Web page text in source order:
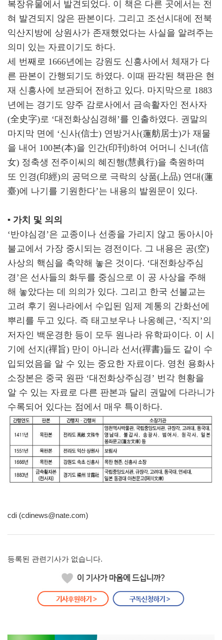
복장유물에서 발견되었다. 이 책은 다른 곳에서는 전
혀 발견되지 않은 판본이다. 그리고 조선시대에 전북
익산지방에 상원사가 존재했었다는 사실을 알려주는
의미 있는 자료이기도 하다.
세 번째로 1666년에는 강원도 신흥사에서 체재가 다
른 판본이 간행되기도 하였다. 이때 판각된 책판은 현
재 신흥사에 보관되어 전하고 있다. 마지막으로 1883
년에는 경기도 양주 감로사에서 금속활자인 전사자
(全史字)로 ‘대전화상심경해’를 인출하였다. 권말의
마지막 면에 ‘신사(信士) 연방거사(蓮舫居士)가 재물
을 내어 100본(本)을 인간(印刊)하여 어머니 신녀(信
女) 정축생 전주이씨의 혜진행(慧眞行)을 축원하며
또 인경(印經)의 공덕으로 극락의 상품(上品) 연대(蓮
臺)에 나기를 기원한다’는 내용의 발원문이 있다.
▪ 가치 및 의의
‘반야심경’은 교종이나 선종을 가리지 않고 동아시아
불교에서 가장 중시되는 경전이다. 그 내용은 공(空)
사상의 핵심을 축약해 놓은 것이다. ‘대전화상주심
경’은 선사들의 화두를 중심으로 이 공 사상을 주해
해 놓았다는 데 의의가 있다. 그리고 한국 선불교는
고려 후기 원나라에서 수입된 임제 계통의 간화선에
뿌리를 두고 있다. 즉 태고보우나 나옹혜근, ‘직지’의
저자인 백운경한 등이 모두 원나라 유학파이다. 이 시
기에 선지(禪旨) 만이 아니라 선서(禪書)들도 같이 수
입되었음을 알 수 있는 중요한 자료이다. 영천 용화사
소장본은 중국 원판 ‘대전화상주심경’ 번각 현황을
알 수 있는 자료로 다른 판본과 달리 권말에 다라니가
수록되어 있다는 점에서 매우 특이하다.
cdi (cdinews@nate.com)
등록된 관련기사가 없습니다.